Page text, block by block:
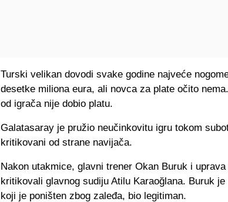
Turski velikan dovodi svake godine najveće
desetke miliona eura, ali novca za plate očito
od igrača nije dobio platu.
Galatasaray je pružio neučinkovitu igru ​​tokom
kritikovani od strane navijača.
Nakon utakmice, glavni trener Okan Buruk i
kritikovali glavnog sudiju Atilu Karaoğlana. Buruk
koji je poništen zbog zaleđa, bio legitiman.